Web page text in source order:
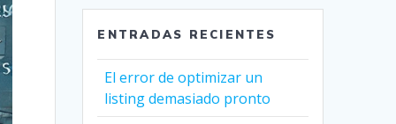
ENTRADAS RECIENTES
El error de optimizar un
listing demasiado pronto